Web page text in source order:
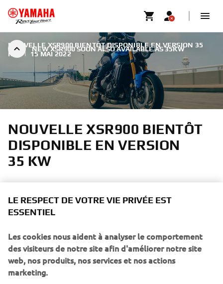
NEW XSR900 SOON ALSO AVAILABLE AS 35KW
NOUVELLE XSR900 BIENTÔT DISPONIBLE EN VERSION 35
KW
| 15 MAI 2022
NOUVELLE XSR900 BIENTÔT
DISPONIBLE EN VERSION
35 KW
La toute nouvelle XSR900 qui a été présentée à l'EICMA
2021 sera disponible dans une version 35 kW à partir du
troisième trimestre 2022. S'inspirant du design de
certaines machines emblématiques de la marque Yamaha,
cette moto aux spécifications haut de gamme hérite de
LE RESPECT DE VOTRE VIE PRIVÉE EST
ESSENTIEL
Les cookies nous aident à analyser le comportement
des visiteurs de notre site afin d'améliorer notre site
web, nos produits, nos services et nos actions
marketing.